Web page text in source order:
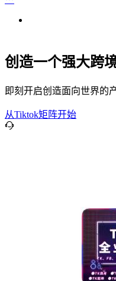
创造一个强大跨
即刻开启创造面向世界的
从Tiktok矩阵开始